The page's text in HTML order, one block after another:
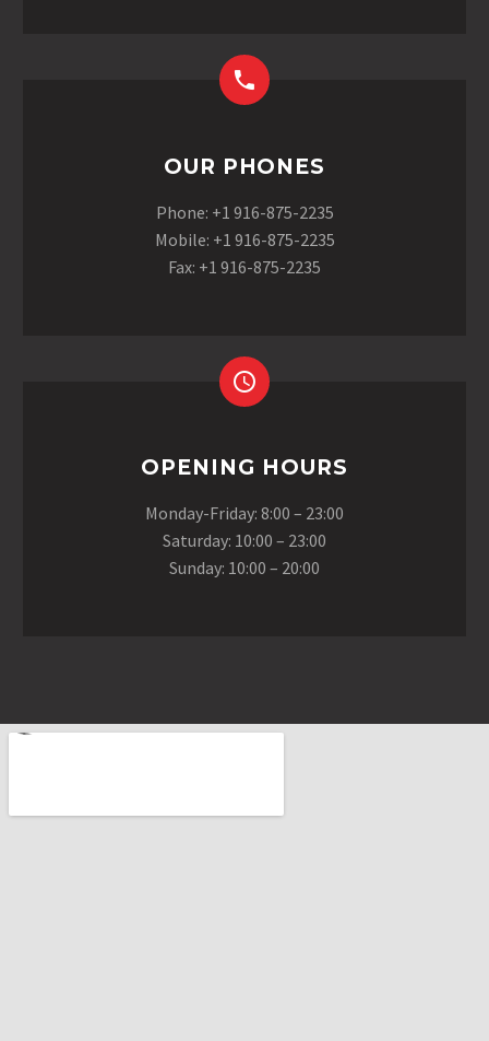
OUR PHONES
Phone: +1 916-875-2235
Mobile: +1 916-875-2235
Fax: +1 916-875-2235
OPENING HOURS
Monday-Friday: 8:00 – 23:00
Saturday: 10:00 – 23:00
Sunday: 10:00 – 20:00